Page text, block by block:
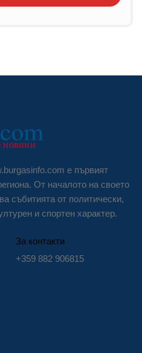
е първият
От началото на своето
събитията от политически,
и спортен характер.
За контакти
+359 882 906815